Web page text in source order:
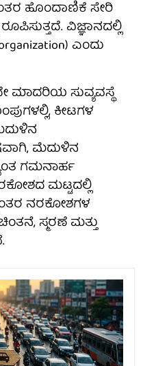
ಹೊಂದಾಣಿಕೆ ಸೇರಿ
ವಿಜ್ಞಾನದಲ್ಲಿ
ಎಂದು
ಮಾದರಿಯ ಸುವ್ಯವಸ್ಥೆ
ಕೀಟಗಳ
ಮೆದುಳಿನ
ಗಮನಾರ್ಹ
ಮಟ್ಟದಲ್ಲಿ
ನರಕೋಶಗಳ
ಸ್ಮರಣೆ ಮತ್ತು